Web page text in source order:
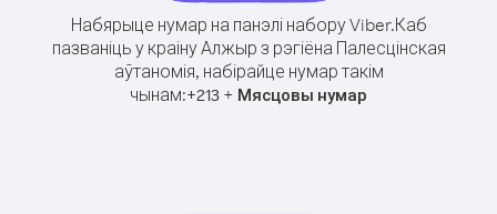
Набярыце нумар на панэлі набору Viber.Каб
пазваніць у краіну Алжыр з рэгіёна Палесцінская
аўтаномія, набірайце нумар такім
чынам:+213 + Мясцовы нумар